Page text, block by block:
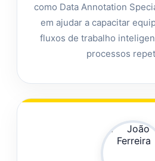
como Data Annotation
em ajudar a capacitar
fluxos de trabalho
processos